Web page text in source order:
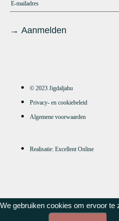
© 2023 Jigdaljahu
Privacy- en cookiebeleid
Algemene voorwaarden
Realisatie: Excellent Online
We gebruiken cookies om ervoor te